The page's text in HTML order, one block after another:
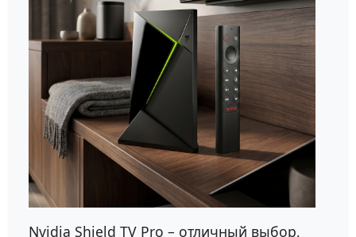
Nvidia Shield TV Pro – отличный выбор,